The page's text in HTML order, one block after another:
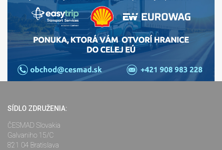
SÍDLO ZDRUŽENIA:
ČESMAD Slovakia
Galvaniho 15/C
821 04 Bratislava